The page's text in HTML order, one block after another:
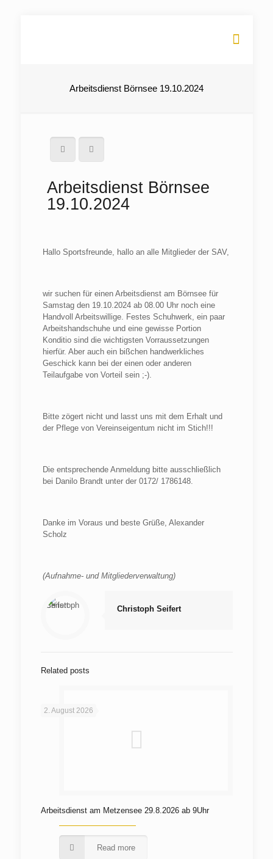
Arbeitsdienst Börnsee 19.10.2024
Arbeitsdienst Börnsee
19.10.2024
Hallo Sportsfreunde, hallo an alle Mitglieder der SAV,
wir suchen für einen Arbeitsdienst am Börnsee für
Samstag den 19.10.2024 ab 08.00 Uhr noch eine
Handvoll Arbeitswillige. Festes Schuhwerk, ein paar
Arbeitshandschuhe und eine gewisse Portion
Konditio sind die wichtigsten Vorraussetzungen
hierfür. Aber auch ein bißchen handwerkliches
Geschick kann bei der einen oder anderen
Teilaufgabe von Vorteil sein ;-).
Bitte zögert nicht und lasst uns mit dem Erhalt und
der Pflege von Vereinseigentum nicht im Stich!!!
Die entsprechende Anmeldung bitte ausschließlich
bei Danilo Brandt unter der 0172/ 1786148.
Danke im Voraus und beste Grüße, Alexander
Scholz
(Aufnahme- und Mitgliederverwaltung)
Christoph Seifert
Related posts
2. August 2026
Arbeitsdienst am Metzensee 29.8.2026 ab 9Uhr
Read more